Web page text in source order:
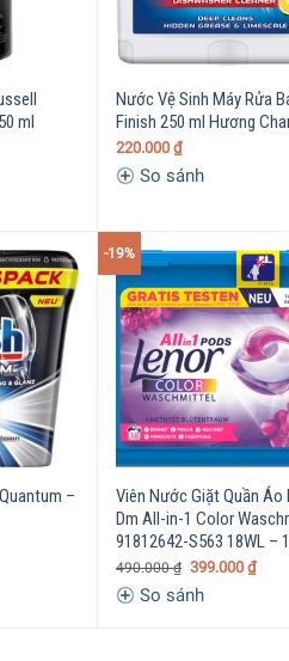
ml
Nước Vệ Sinh Máy Rửa
Finish 250 ml Hương
220.000₫
So sánh
–
-19%
Viên Nước Giặt Quần Áo
Dm All-in-1 Color
91812642-S563 18WL –
490.000₫ 399.000 ₫
So sánh